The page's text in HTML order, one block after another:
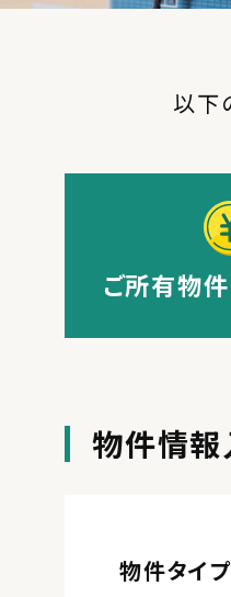
以下
ご所有物
物件情報
物件タイプ